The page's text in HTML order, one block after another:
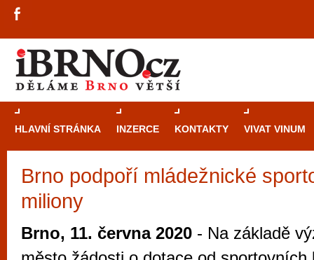
HLAVNÍ STRÁNKA INZERCE KONTAKTY VIVAT VINUM
Brno podpoří mládežnické
miliony
Brno, 11. června 2020 - Na základě
Průvodce
Brno je